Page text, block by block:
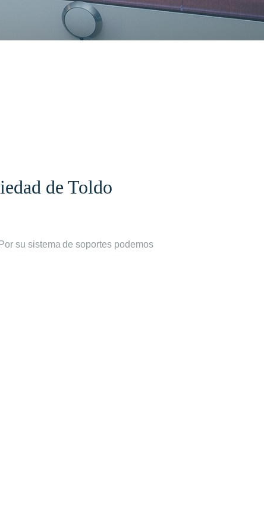
de Toldo
su sistema de soportes podemos